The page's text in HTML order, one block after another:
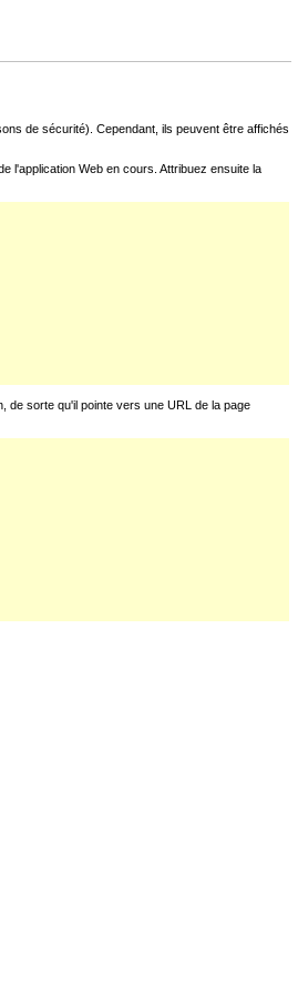
de sécurité). Cependant, ils peuvent être affichés
l'application Web en cours. Attribuez ensuite la
de sorte qu'il pointe vers une URL de la page